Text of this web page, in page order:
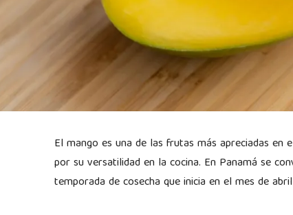
El mango es una de las frutas más apreciadas
por su versatilidad en la cocina. En Panamá se
temporada de cosecha que inicia en el mes de